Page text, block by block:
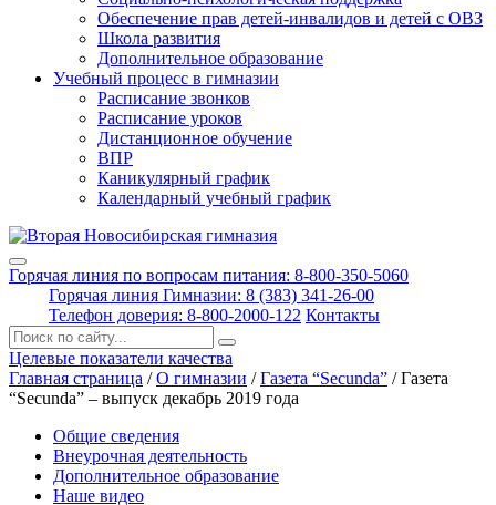
Обеспечение прав детей-инвалидов и детей с ОВЗ
Школа развития
Дополнительное образование
Учебный процесс в гимназии
Расписание звонков
Расписание уроков
Дистанционное обучение
ВПР
Каникулярный график
Календарный учебный график
Горячая линия по вопросам питания: 8-800-350-5060
Горячая линия Гимназии: 8 (383) 341-26-00
Телефон доверия: 8-800-2000-122 Контакты
Поиск:
Целевые показатели качества
Главная страница /О гимназии /Газета “Secunda” /Газета
“Secunda” – выпуск декабрь 2019 года
Общие сведения
Внеурочная деятельность
Дополнительное образование
Наше видео